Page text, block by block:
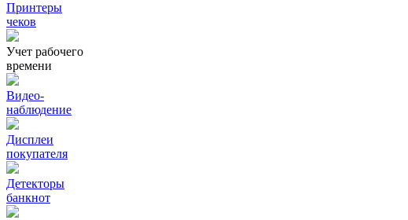
Принтеры
чеков
Учет рабочего
времени
Видео‑
наблюдение
Дисплеи
покупателя
Детекторы
банкнот